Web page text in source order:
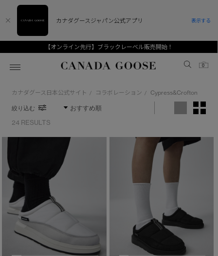
【オンライン先行】ブラックレーベル販売開始！
Canada Goose
0
ディスカバー
アンバサダー
新着アイテム
ベストセラー
サマー 26 コレクション
サマー 26 コレクションLOOK
日本限定モデル
新着アイテム
ベストセラー
サマー 26 コレクション
サマー 26 コレクションLOOK
日本限定モデル
ベビー（0‐24ヵ月)
キッズ（2‐7歳)
コレクション
CANADA GOOSE Generationsは、アウター
品の価値を受け継いでいきます。
アーカイブの希少なピースもご覧いただけます。
詳しく見る
カナダグース日本公式サイト / コラボレーション / Cypress&Crofton
絞り込む
24 RESULTS
※カテゴリを表示するにはジェンダーにチェックをお入れください
ジェンダー
メンズ
ウィメンズ
カナダグースジャパン公式アプリ 表示する